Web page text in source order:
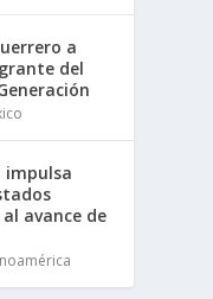
a
del
impulsa
avance de